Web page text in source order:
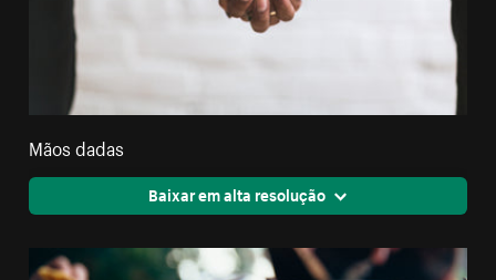
Mãos dadas
Baixar em alta resolução